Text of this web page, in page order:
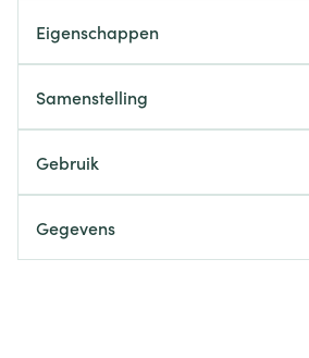
Eigenschappen
Samenstelling
Gebruik
Gegevens